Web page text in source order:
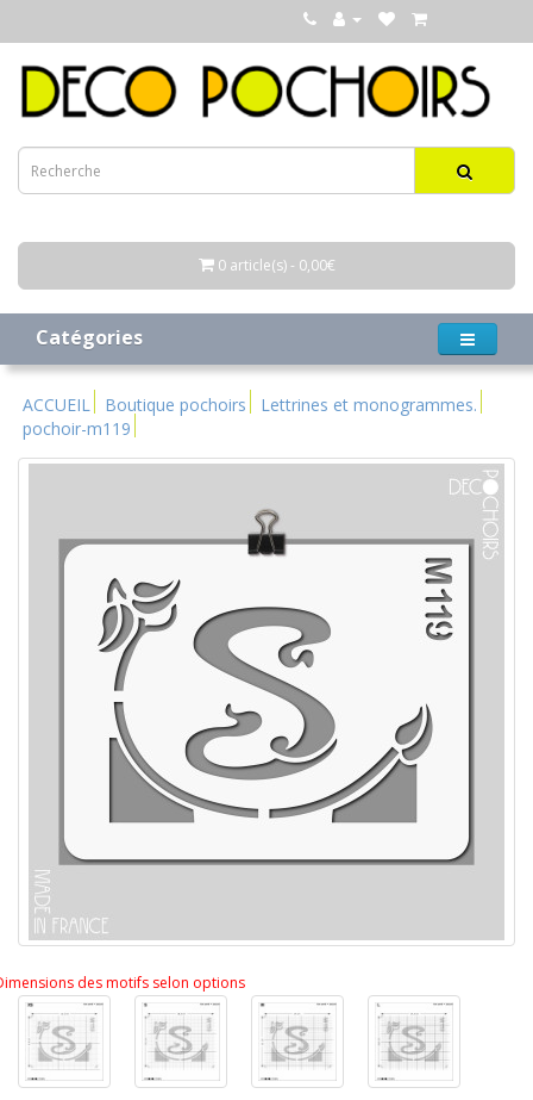
0 article(s) - 0,00€
Catégories
ACCUEIL Boutique pochoirs
Lettrines et monogrammes.
pochoir-m119
des motifs selon options